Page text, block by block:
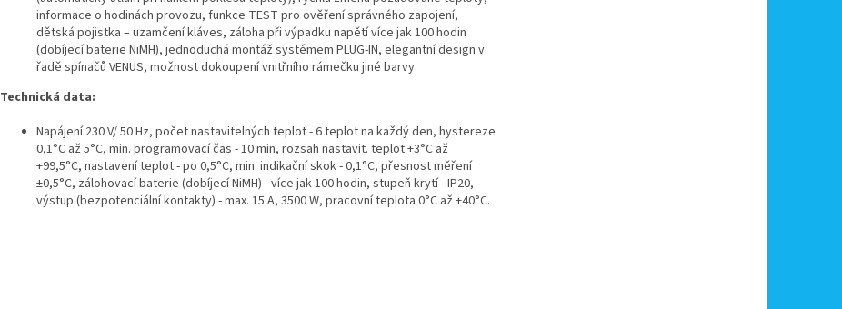
informace o hodinách provozu, funkce TEST pro ověření správného zapojení,
dětská pojistka – uzamčení kláves, záloha při výpadku napětí více jak 100 hodin
(dobíjecí baterie NiMH), jednoduchá montáž systémem PLUG-IN, elegantní design v
řadě spínačů VENUS, možnost dokoupení vnitřního rámečku jiné barvy.
Technická data:
Napájení 230 V/ 50 Hz, počet nastavitelných teplot - 6 teplot na každý den, hystereze
0,1°C až 5°C, min. programovací čas - 10 min, rozsah nastavit. teplot +3°C až
+99,5°C, nastavení teplot - po 0,5°C, min. indikační skok - 0,1°C, přesnost měření
±0,5°C, zálohovací baterie (dobíjecí NiMH) - více jak 100 hodin, stupeň krytí - IP20,
výstup (bezpotenciální kontakty) - max. 15 A, 3500 W, pracovní teplota 0°C až +40°C.